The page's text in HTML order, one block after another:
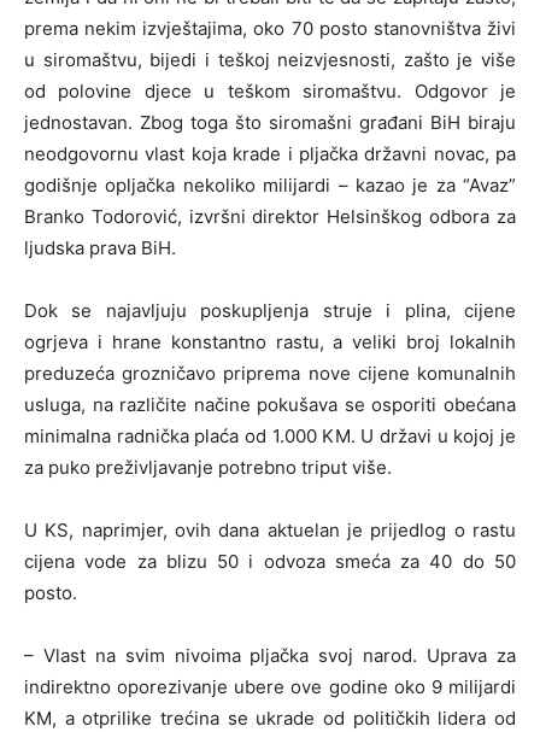
prema nekim izvještajima, oko 70 posto stanovništva živi
u siromaštvu, bijedi i teškoj neizvjesnosti, zašto je više
od polovine djece u teškom siromaštvu. Odgovor je
jednostavan. Zbog toga što siromašni građani BiH biraju
neodgovornu vlast koja krade i pljačka državni novac, pa
godišnje opljačka nekoliko milijardi – kazao je za “Avaz”
Branko Todorović, izvršni direktor Helsinškog odbora za
ljudska prava BiH.
Dok se najavljuju poskupljenja struje i plina, cijene
ogrjeva i hrane konstantno rastu, a veliki broj lokalnih
preduzeća grozničavo priprema nove cijene komunalnih
usluga, na različite načine pokušava se osporiti obećana
minimalna radnička plaća od 1.000 KM. U državi u kojoj je
za puko preživljavanje potrebno triput više.
U KS, naprimjer, ovih dana aktuelan je prijedlog o rastu
cijena vode za blizu 50 i odvoza smeća za 40 do 50
posto.
– Vlast na svim nivoima pljačka svoj narod. Uprava za
indirektno oporezivanje ubere ove godine oko 9 milijardi
KM, a otprilike trećina se ukrade od političkih lidera od